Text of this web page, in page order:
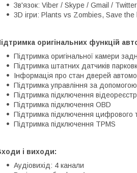
Зв'язок: Viber / Skype / Gmail / Twitter
3D ігри: Plants vs Zombies, Save the
оригінальних функцій
Підтримка оригінальної камери
Підтримка штатних датчиків
Інформація про стан дверей
Підтримка управління за
Підтримка підключення
Підтримка підключення OBD
Підтримка підключення цифрового
Підтримка підключення TPMS
і виходи:
Аудіовихід: 4 канали